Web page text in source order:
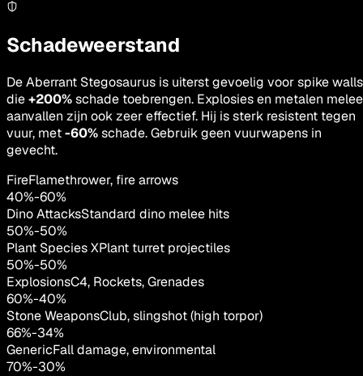
Schadeweerstand
De Aberrant Stegosaurus is uiterst gevoelig voor spike
die+200%schade toebrengen. Explosies en metalen
aanvallen zijn ook zeer effectief. Hij is sterk resistent tegen
vuur, met-60%schade. Gebruik geen vuurwapens in
gevecht.
FireFlamethrower, fire arrows
40%-60%
Dino AttacksStandard dino melee hits
50%-50%
Plant Species XPlant turret projectiles
50%-50%
ExplosionsC4, Rockets, Grenades
60%-40%
Stone WeaponsClub, slingshot (high torpor)
66%-34%
GenericFall damage, environmental
70%-30%